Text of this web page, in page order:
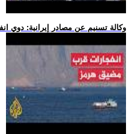
.. وكالة تسنيم عن مصادر إيرانية: دوي